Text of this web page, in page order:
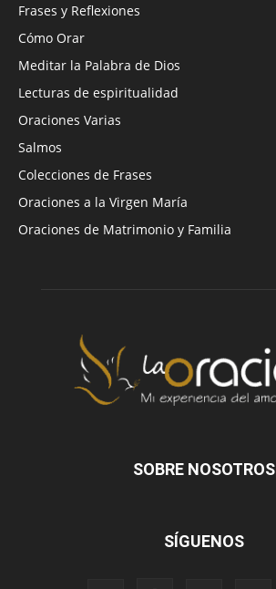
Frases y Reflexiones
Cómo Orar
Meditar la Palabra de Dios
Lecturas de espiritualidad
Oraciones Varias
Salmos
Colecciones de Frases
Oraciones a la Virgen María
Oraciones de Matrimonio y Familia
SOBRE NOSOTROS
SÍGUENOS